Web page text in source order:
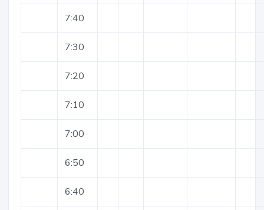
7:40
7:30
7:20
7:10
7:00
6:50
6:40